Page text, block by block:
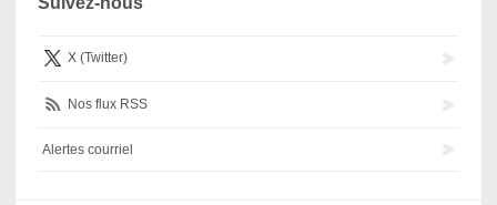
X (Twitter)
Nos flux RSS
Alertes courriel